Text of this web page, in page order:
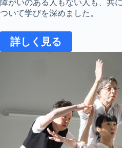
障がいのある人もない人も、共
ついて学びを深めました。
詳しく見る